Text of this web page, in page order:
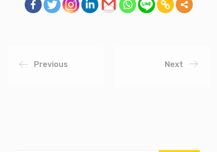
Previous Next